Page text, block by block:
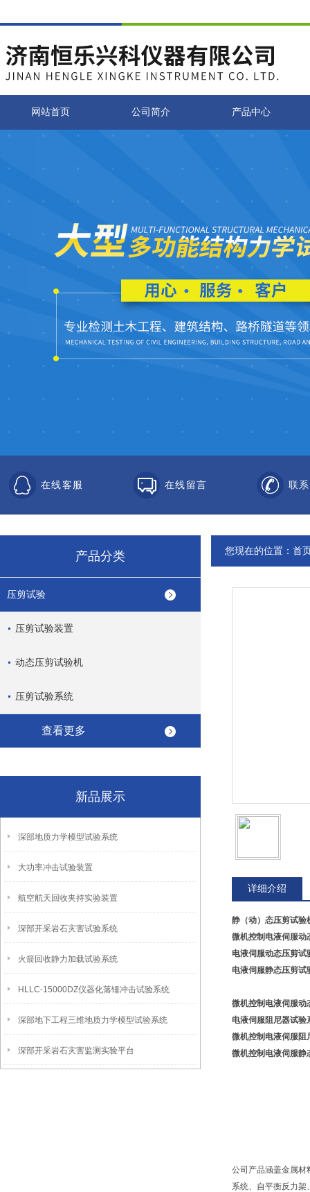
网站首页 公司简介 产品中心
在线客服 在线留言 联
产品分类
压剪试验
压剪试验装置
动态压剪试验机
压剪试验系统
查看更多
新品展示
深部地质力学模型试验系统
大功率冲击试验装置
航空航天回收夹持实验装置
深部开采岩石灾害试验系统
火箭回收静力加载试验系统
HLLC-15000DZ仪器化落锤冲击试验系统
深部地下工程三维地质力学模型试验系统
深部开采岩石灾害监测实验平台
您现在的位置： 首
详细介绍
静（动）态压剪试验
微机控制 电液伺服动
电液伺服动态压剪试
电液伺服静态压剪试
微机控制电液伺服动
电液伺服阻尼器试验
微机控制电液伺服阻
微机控制电液伺服静
公司产品涵盖金属材
系统、自平衡反力